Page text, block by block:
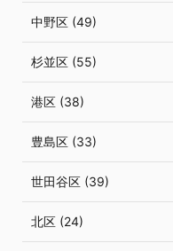
中野区 (49)
杉並区 (55)
港区 (38)
豊島区 (33)
世田谷区 (39)
北区 (24)